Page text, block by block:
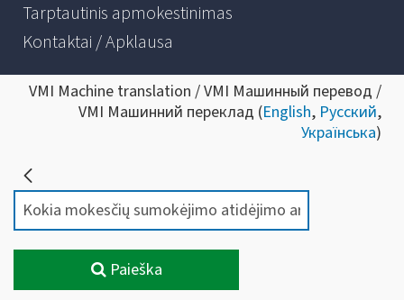
Tarptautinis apmokestinimas
Kontaktai / Apklausa
VMI Machine translation / VMI Машинный перевод /
VMI Машинний переклад (English, Русский,
Українська)
Paieška